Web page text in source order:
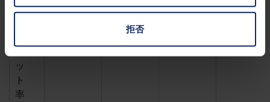
拒否
紫
カ
ッ
ト
率
99.99% 99.99% 99.99% 99.99%